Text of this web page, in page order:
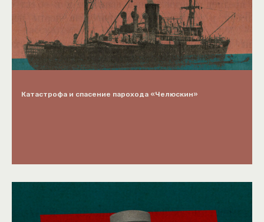
Катастрофа и спасение парохода «Челюскин»